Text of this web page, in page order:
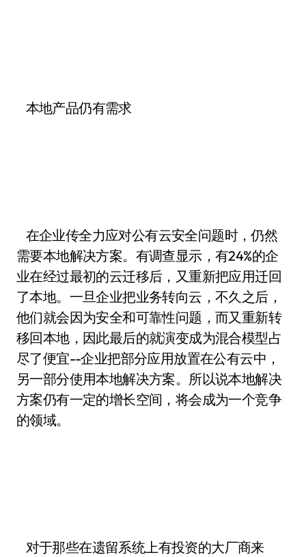
本地产品仍有需求
在企业传全力应对公有云安全问题时，仍然
需要本地解决方案。有调查显示，有24%的企
业在经过最初的云迁移后，又重新把应用迁回
了本地。一旦企业把业务转向云，不久之后，
他们就会因为安全和可靠性问题，而又重新转
移回本地，因此最后的就演变成为混合模型占
尽了便宜--企业把部分应用放置在公有云中，
另一部分使用本地解决方案。所以说本地解决
方案仍有一定的增长空间，将会成为一个竞争
的领域。
对于那些在遗留系统上有投资的大厂商来